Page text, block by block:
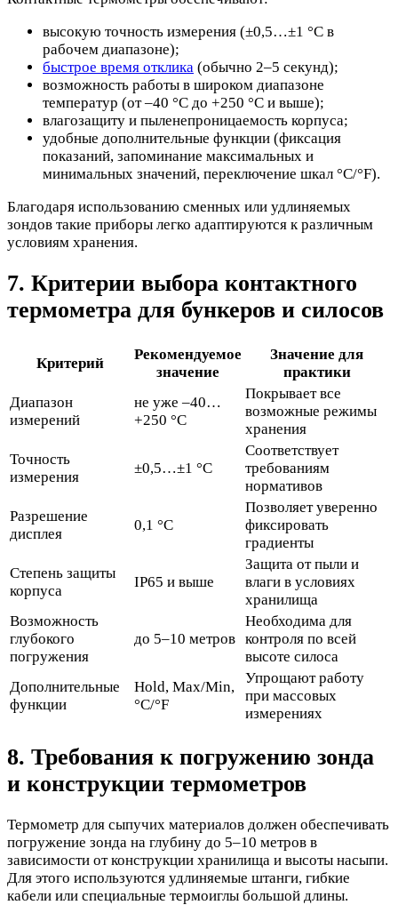
высокую точность измерения (±0,5…±1 °C в
рабочем диапазоне);
быстрое время отклика (обычно 2–5 секунд);
возможность работы в широком диапазоне
температур (от –40 °C до +250 °C и выше);
влагозащиту и пыленепроницаемость корпуса;
удобные дополнительные функции (фиксация
показаний, запоминание максимальных и
минимальных значений, переключение шкал °C/°F).
Благодаря использованию сменных или удлиняемых
зондов такие приборы легко адаптируются к различным
условиям хранения.
7. Критерии выбора контактного
термометра для бункеров и силосов
Критерий
Рекомендуемое
значение
Значение для
практики
Диапазон
измерений
не уже –40…
+250 °C
Покрывает все
возможные режимы
хранения
Точность
измерения
±0,5…±1 °C
Соответствует
требованиям
нормативов
Разрешение
дисплея
0,1 °C
Позволяет уверенно
фиксировать
градиенты
Степень защиты
корпуса
IP65 и выше
Защита от пыли и
влаги в условиях
хранилища
Возможность
глубокого
погружения
до 5–10 метров
Необходима для
контроля по всей
высоте силоса
Дополнительные
функции
Hold, Max/Min,
°C/°F
Упрощают работу
при массовых
измерениях
8. Требования к погружению зонда
и конструкции термометров
Термометр для сыпучих материалов должен обеспечивать
погружение зонда на глубину до 5–10 метров в
зависимости от конструкции хранилища и высоты насыпи.
Для этого используются удлиняемые штанги, гибкие
кабели или специальные термоиглы большой длины.